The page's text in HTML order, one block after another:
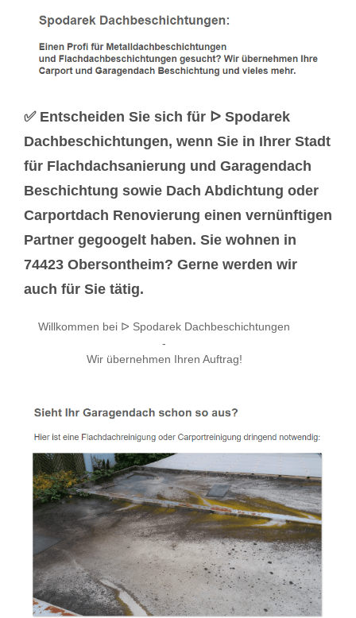
✅ Entscheiden Sie sich für ᐅ Spodarek
Dachbeschichtungen, wenn Sie in Ihrer Stadt
für Flachdachsanierung und Garagendach
Beschichtung sowie Dach Abdichtung oder
Carportdach Renovierung einen vernünftigen
Partner gegoogelt haben. Sie wohnen in
74423 Obersontheim? Gerne werden wir
auch für Sie tätig.
Willkommen bei ᐅ Spodarek Dachbeschichtungen
-
Wir übernehmen Ihren Auftrag!